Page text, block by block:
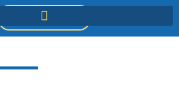
DONACIONES